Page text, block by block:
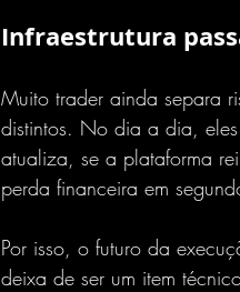
Infraestrutura
Muito trader ainda separa
distintos. No dia a dia,
atualiza, se a plataforma
perda financeira em
Por isso, o futuro da
deixa de ser um item